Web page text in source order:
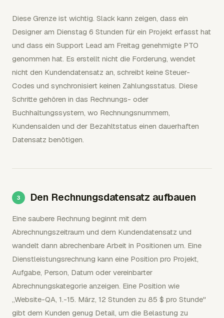
Diese Grenze ist wichtig. Slack kann zeigen, dass ein
Designer am Dienstag 6 Stunden für ein Projekt erfasst hat
und dass ein Support Lead am Freitag genehmigte PTO
genommen hat. Es erstellt nicht die Forderung, wendet
nicht den Kundendatensatz an, schreibt keine Steuer-
Codes und synchronisiert keinen Zahlungsstatus. Diese
Schritte gehören in das Rechnungs- oder
Buchhaltungssystem, wo Rechnungsnummern,
Kundensalden und der Bezahltstatus einen dauerhaften
Datensatz benötigen.
Den Rechnungsdatensatz aufbauen
Eine saubere Rechnung beginnt mit dem
Abrechnungszeitraum und dem Kundendatensatz und
wandelt dann abrechenbare Arbeit in Positionen um. Eine
Dienstleistungsrechnung kann eine Position pro Projekt,
Aufgabe, Person, Datum oder vereinbarter
Abrechnungskategorie anzeigen. Eine Position wie
„Website-QA, 1.-15. März, 12 Stunden zu 85 $ pro Stunde"
gibt dem Kunden genug Detail, um die Belastung zu